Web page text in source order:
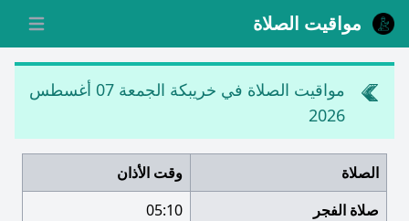
مواقيت الصلاة
مواقيت الصلاة في خريبكة
الجمعة 07 أغسطس
2026
الصلاة
وقت الأذان
صلاة الفجر
05:10